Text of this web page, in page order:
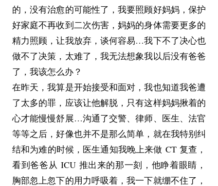
的，没有治愈的可能性了，我要照顾好妈妈，保护
好家庭不再收到二次伤害，妈妈的身体需要更多的
精力照顾，让我放弃，谈何容易…我下不了决心也
做不了决策，太难了，我无法想象我以后没有爸爸
了，我该怎么办？
在昨天，我算是开始接受和面对，我也知道我爸遭
了太多的罪，应该让他解脱，只有这样妈妈揪着的
心才能慢慢舒展…沟通了交警、律师、医生、法官
等等之后，好像也并不是那么简单，就在我特别纠
结和为难的时候，医生通知我晚上来做 CT 复查，
看到爸爸从 ICU 推出来的那一刻，他睁着眼睛，
胸部忽上忽下的用力呼吸着，我一下就绷不住了，